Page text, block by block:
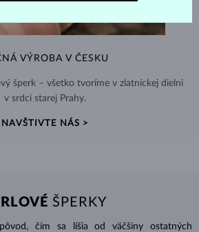
VÝROBA V ČESKU
šperk – všetko tvoríme v zlatníckej dielni
v srdci starej Prahy.
NAVŠTIVTE NÁS >
ŠPERKY
čím sa líšia od väčšiny ostatných